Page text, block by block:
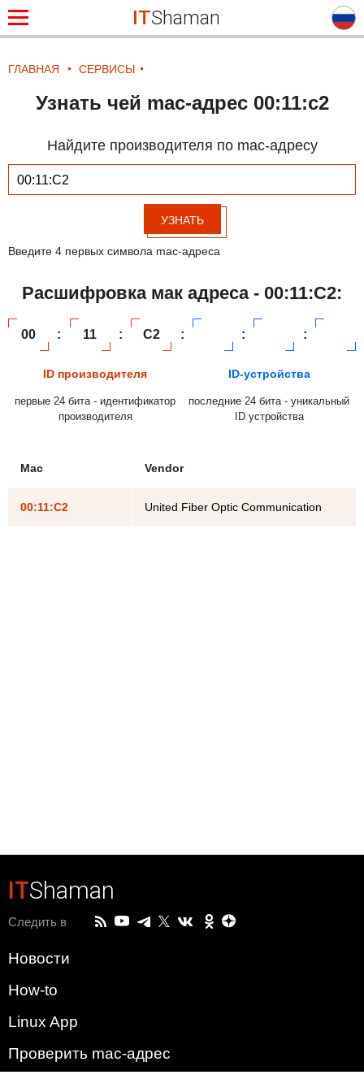
ITShaman
ГЛАВНАЯ СЕРВИСЫ
Узнать чей mac-адрес 00:11:c2
Найдите производителя по mac-адресу
УЗНАТЬ
Введите 4 первых символа mac-адреса
Расшифровка мак адреса - 00:11:C2:
00 : 11 : C2 : : :
ID производителя
первые 24 бита - идентификатор
производителя
ID-устройства
последние 24 бита - уникальный
ID устройства
Mac Vendor
00:11:C2 United Fiber Optic Communication
ITShaman
Следить в
Новости
How-to
Linux App
Проверить mac-адрес